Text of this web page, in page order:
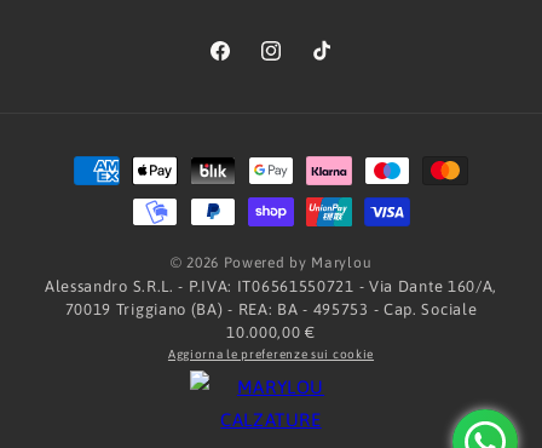
FacebookInstagramTikTok
Metodi
di
pagamento
© 2026 Powered by Marylou
Alessandro S.R.L. - P.IVA: IT06561550721 - Via Dante 160/A,
70019 Triggiano (BA) - REA: BA - 495753 - Cap. Sociale
10.000,00 €
Aggiorna le preferenze sui cookie